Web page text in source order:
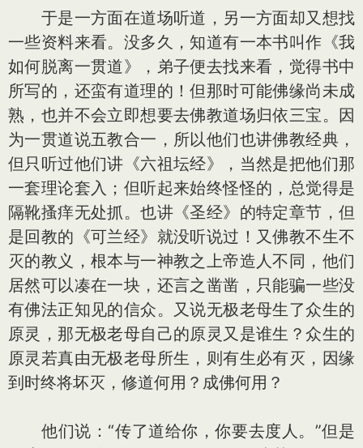
于是一方面在道场听道，另一方面却又想找
一些资料来看。没多久，知道有一本书叫作《我
如何脱离一贯道》，弟子便去找来看，觉得书中
所写的，还蛮有道理的！但那时可能佛缘尚未成
熟，也并不会立即想要去佛教道场归依三宝。因
为一贯道说五教合一，所以他们也讲佛教经典，
但只听过他们讲《六祖坛经》，当然是把他们那
一套理论套入；但听起来始终怪怪的，总觉得是
隔靴搔痒无处抓。也讲《圣经》的特定章节，但
是回教的《可兰经》就没听说过！又佛教不生不
灭的教义，根本与一神教之上帝造人不同，他们
居然可以凑在一块，还言之凿凿，只能骗一些没
有佛法正知见的信众。又说无极老母生了众生的
原灵，那无极老母自己的原灵又是谁生？众生的
原灵若真由无极老母所生，则有生必有灭，因缘
到时终将坏灭，修道何用？成佛何用？
他们说：“传了道给你，你要去度人。”但是